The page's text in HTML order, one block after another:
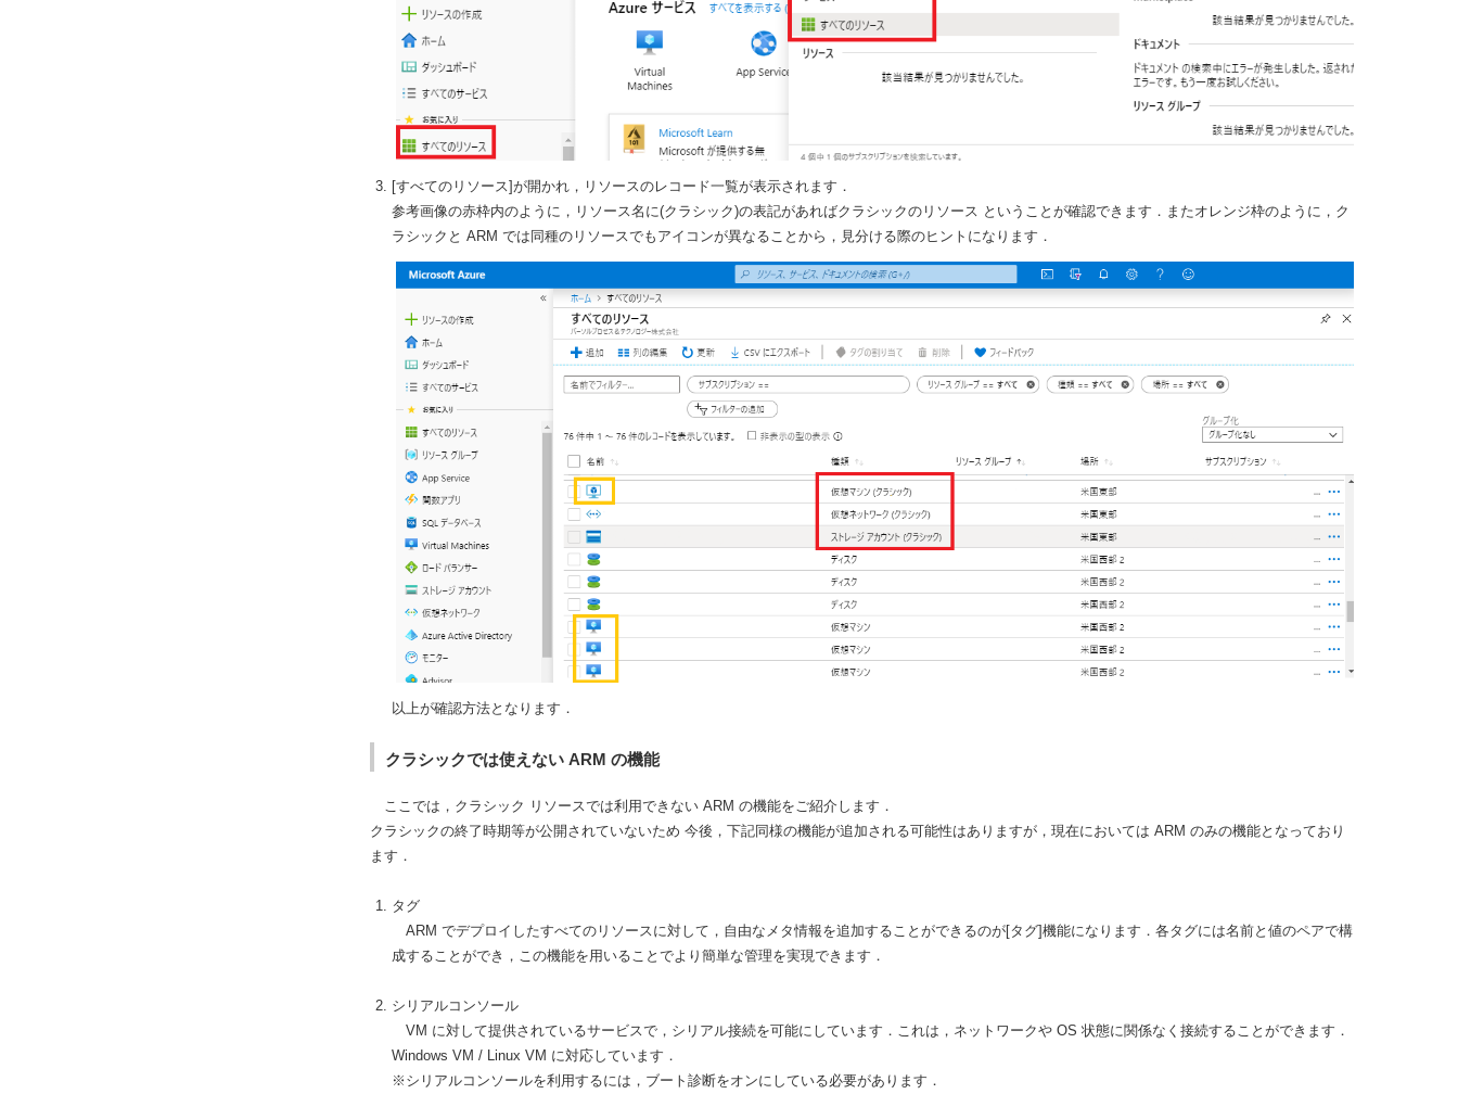
[すべてのリソース]が開かれ，リソースのレコード一覧が表示されます．
参考画像の赤枠内のように，リソース名に(クラシック)の表記があればクラシックのリソース ということが確認できます．またオレンジ枠のように，ク
ラシックと ARM では同種のリソースでもアイコンが異なることから，見分ける際のヒントになります．
以上が確認方法となります．
クラシックでは使えない ARM の機能
ここでは，クラシック リソースでは利用できない ARM の機能をご紹介します．
クラシックの終了時期等が公開されていないため 今後，下記同様の機能が追加される可能性はありますが，現在においては ARM のみの機能となっており
ます．
タグ
ARM でデプロイしたすべてのリソースに対して，自由なメタ情報を追加することができるのが[タグ]機能になります．各タグには名前と値のペアで構
成することができ，この機能を用いることでより簡単な管理を実現できます．
シリアルコンソール
VM に対して提供されているサービスで，シリアル接続を可能にしています．これは，ネットワークや OS 状態に関係なく接続することができます．
Windows VM / Linux VM に対応しています．
※シリアルコンソールを利用するには，ブート診断をオンにしている必要があります．